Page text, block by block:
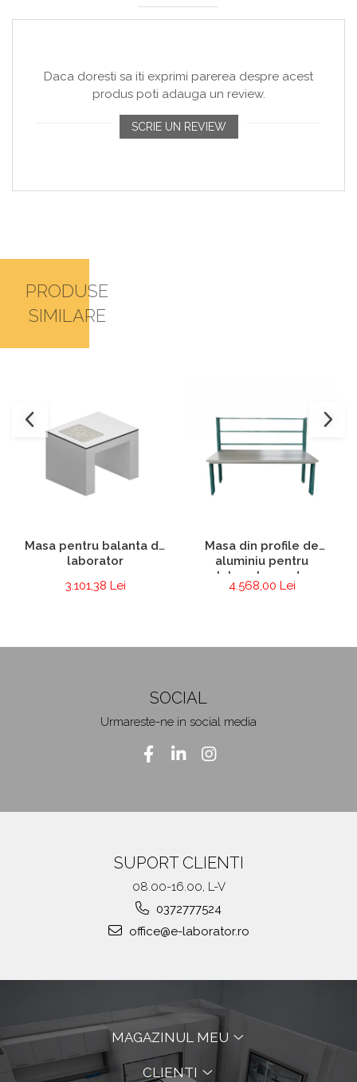
Daca doresti sa iti exprimi parerea despre acest
produs poti adauga un review.
SCRIE UN REVIEW
PRODUSE
SIMILARE
Masa pentru balanta de
laborator
3.101,38 Lei
Masa din profile de
aluminiu pentru
laboratoare de
electronica si
4.568,00 Lei
SOCIAL
Urmareste-ne in social media
SUPORT CLIENTI
08.00-16.00, L-V
0372777524
office@e-laborator.ro
MAGAZINUL MEU
CLIENTI